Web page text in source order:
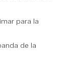
para la
de la